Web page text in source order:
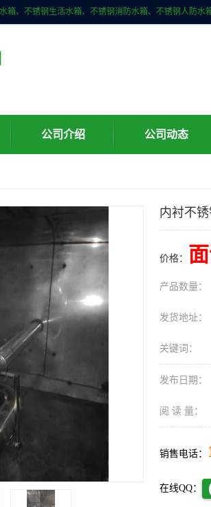
公司介绍 公司动态
内衬不
价格：
产品数量：
发货地址：
关键词：
发布日期：
阅 读 量：
销售电话：
在线QQ：